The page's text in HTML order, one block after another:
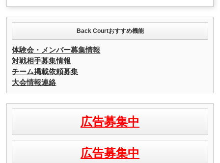
Back Courtおすすめ機能
体験会・メンバー募集情報
対戦相手募集情報
チーム掲載依頼募集
大会情報連絡
広告募集中
広告募集中